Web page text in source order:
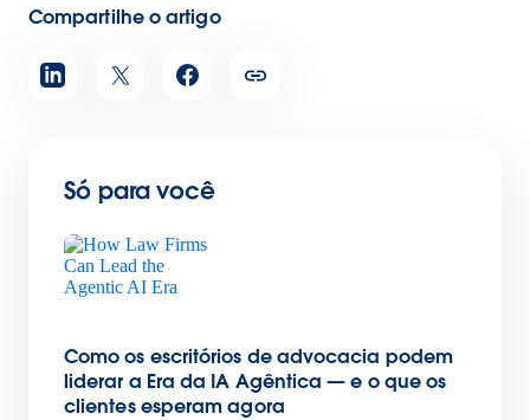
Compartilhe o artigo
Só para você
Como os escritórios de advocacia podem
liderar a Era da IA Agêntica — e o que os
clientes esperam agora